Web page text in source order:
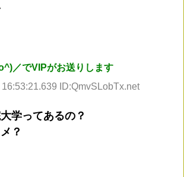
／でVIPがお送りします
ID:QmvSLobTx.net
学ってあるの？
？